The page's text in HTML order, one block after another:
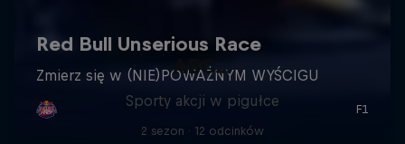
ABC...
Sporty akcji w pigułce
2 sezon · 12 odcinków